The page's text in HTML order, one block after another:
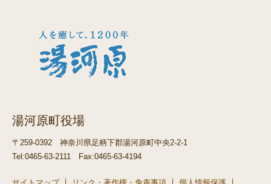
湯河原町役場
〒259-0392
神奈川県足柄下郡湯河原町中央2-2-1
Tel:0465-63-2111
Fax:0465-63-4194